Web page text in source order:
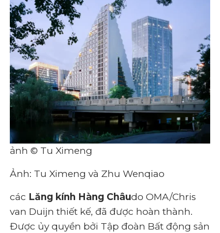
ảnh © Tu Ximeng
Ảnh: Tu Ximeng và Zhu Wenqiao
các Lăng kính Hàng Châudo OMA/Chris
van Duijn thiết kế, đã được hoàn thành.
Được ủy quyền bởi Tập đoàn Bất động sản